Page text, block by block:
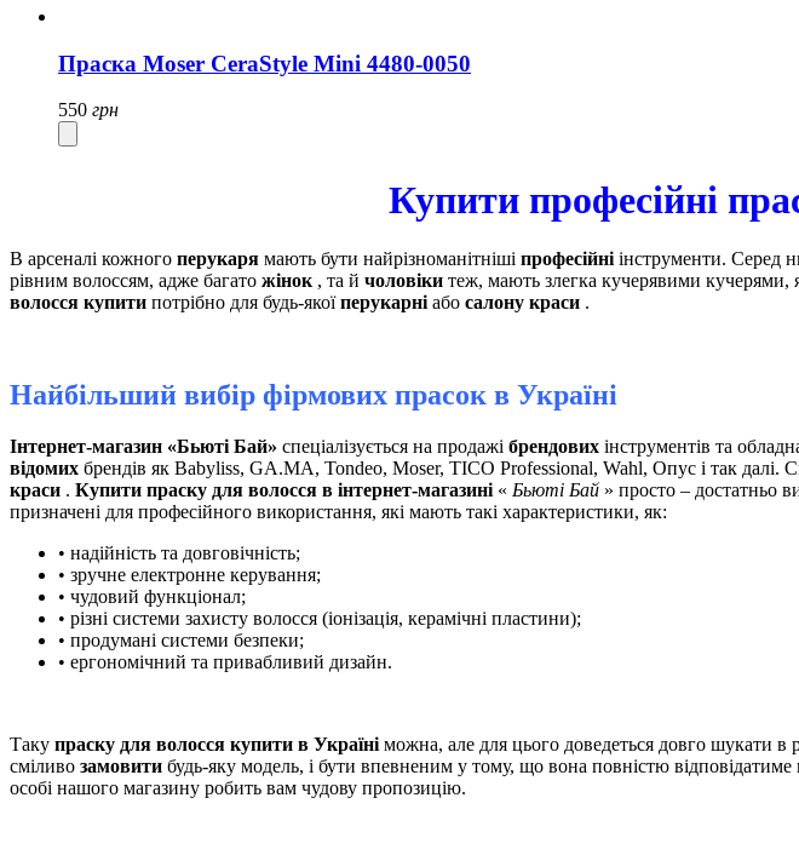
Праска Moser CeraStyle Mini 4480-0050
550 грн
Купити професійні
В арсеналі кожного перукаря мають бути найрізноманітніші професійні інструменти. Серед
рівним волоссям, адже багато жінок , та й чоловіки теж, мають злегка кучерявими кучерями,
волосся купити потрібно для будь-якоїперукарні або салону краси .
Найбільший вибір фірмових прасок в Україні
Інтернет-магазин «Бьюті Бай» спеціалізується на продажі брендових інструментів та
відомих брендів як Babyliss, GA.MA, Tondeo, Moser, TICO Professional, Wahl, Опус і так далі.
краси . Купити праску для волосся в інтернет-магазині « Бьюті Бай » просто – достатньо
призначені для професійного використання, які мають такі характеристики, як:
• надійність та довговічність;
• зручне електронне керування;
• чудовий функціонал;
• різні системи захисту волосся (іонізація, керамічні пластини);
• продумані системи безпеки;
• ергономічний та привабливий дизайн.
Таку праску для волосся купити в Україні можна, але для цього доведеться довго шукати
сміливо замовити будь-яку модель, і бути впевненим у тому, що вона повністю
особі нашого магазину робить вам чудову пропозицію.